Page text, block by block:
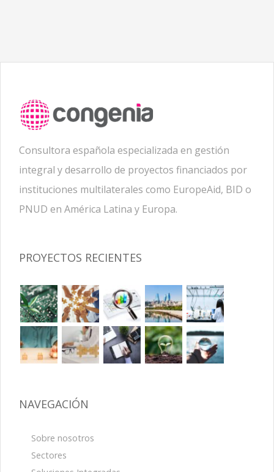
Consultora española especializada en gestión
integral y desarrollo de proyectos financiados por
instituciones multilaterales como EuropeAid, BID o
PNUD en América Latina y Europa.
PROYECTOS RECIENTES
NAVEGACIÓN
Sobre nosotros
Sectores